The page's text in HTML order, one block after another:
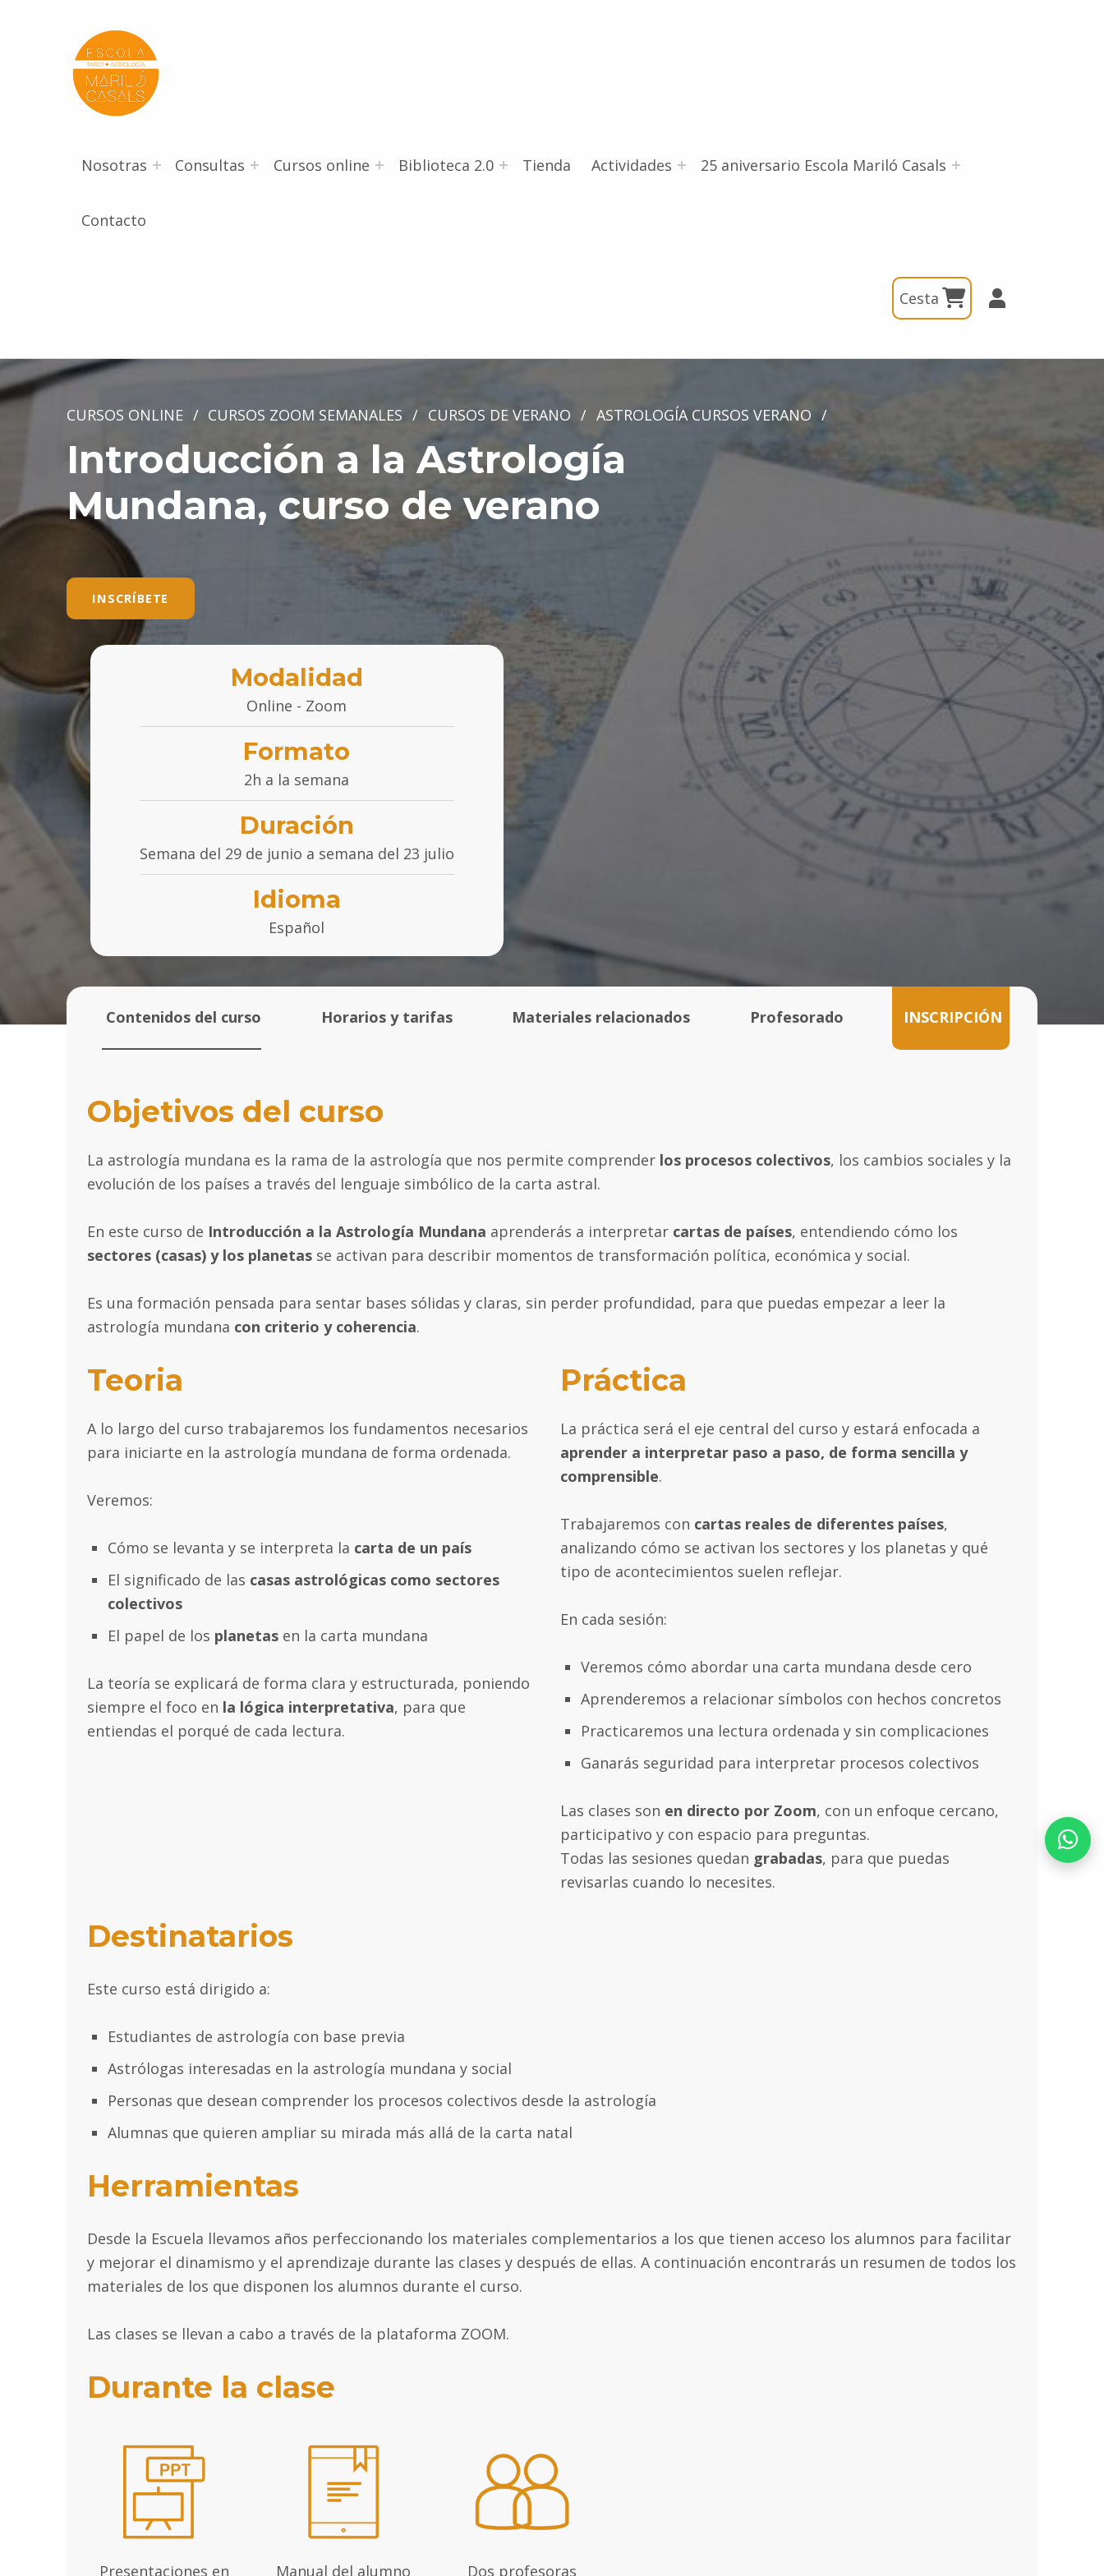
Nosotras Consultas Cursos online Biblioteca 2.0 Tienda Actividades 25 aniversario Escola Mariló Casals
Contacto
Cesta
CURSOS ONLINE / CURSOS ZOOM SEMANALES / CURSOS DE VERANO / ASTROLOGÍA CURSOS VERANO /
Introducción a la Astrología
Mundana, curso de verano
INSCRÍBETE
Modalidad
Online - Zoom
Formato
2h a la semana
Duración
Semana del 29 de junio a semana del 23 julio
Idioma
Español
Contenidos del curso Horarios y tarifas Materiales relacionados Profesorado INSCRIPCIÓN
Objetivos del curso
La astrología mundana es la rama de la astrología que nos permite comprender los procesos colectivos, los cambios sociales y la
evolución de los países a través del lenguaje simbólico de la carta astral.
En este curso de Introducción a la Astrología Mundana aprenderás a interpretar cartas de países, entendiendo cómo los
sectores (casas) y los planetasse activan para describir momentos de transformación política, económica y social.
Es una formación pensada para sentar bases sólidas y claras, sin perder profundidad, para que puedas empezar a leer la
astrología mundana con criterio y coherencia.
Teoria
A lo largo del curso trabajaremos los fundamentos necesarios
para iniciarte en la astrología mundana de forma ordenada.
Veremos:
Cómo se levanta y se interpreta la carta de un país
El significado de las casas astrológicas como sectores
colectivos
El papel de los planetasen la carta mundana
La teoría se explicará de forma clara y estructurada, poniendo
siempre el foco en la lógica interpretativa, para que
entiendas el porqué de cada lectura.
Práctica
La práctica será el eje central del curso y estará enfocada a
aprender a interpretar paso a paso, de forma sencilla y
comprensible.
Trabajaremos con cartas reales de diferentes países,
analizando cómo se activan los sectores y los planetas y qué
tipo de acontecimientos suelen reflejar.
En cada sesión:
Veremos cómo abordar una carta mundana desde cero
Aprenderemos a relacionar símbolos con hechos concretos
Practicaremos una lectura ordenada y sin complicaciones
Ganarás seguridad para interpretar procesos colectivos
Las clases son en directo por Zoom, con un enfoque cercano,
participativo y con espacio para preguntas.
Todas las sesiones quedan grabadas, para que puedas
revisarlas cuando lo necesites.
Destinatarios
Este curso está dirigido a:
Estudiantes de astrología con base previa
Astrólogas interesadas en la astrología mundana y social
Personas que desean comprender los procesos colectivos desde la astrología
Alumnas que quieren ampliar su mirada más allá de la carta natal
Herramientas
Desde la Escuela llevamos años perfeccionando los materiales complementarios a los que tienen acceso los alumnos para facilitar
y mejorar el dinamismo y el aprendizaje durante las clases y después de ellas. A continuación encontrarás un resumen de todos los
materiales de los que disponen los alumnos durante el curso.
Las clases se llevan a cabo a través de la plataforma ZOOM.
Durante la clase
Presentaciones en Manual del alumno Dos profesoras